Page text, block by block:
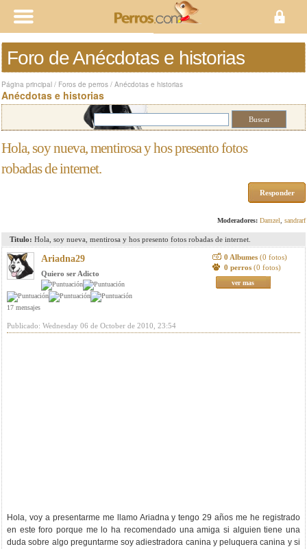
Foro de Anécdotas e historias
Página principal / Foros de perros / Anécdotas e historias
Anécdotas e historias
Hola, soy nueva, mentirosa y hos presento fotos
robadas de internet.
Responder
Moderadores: Damzel sandrarf
Titulo: Hola, soy nueva, mentirosa y hos presento fotos robadas de internet.
Ariadna29
Quiero ser Adicto
17 mensajes
0 Albumes (0 fotos)
0 perros (0 fotos)
ver mas
Publicado: Wednesday 06 de October de 2010, 23:54
Hola, voy a presentarme me llamo Ariadna y tengo 29 años me he registrado
en este foro porque me lo ha recomendado una amiga si alguien tiene una
duda sobre algo preguntarme soy adiestradora canina y peluquera canina y si